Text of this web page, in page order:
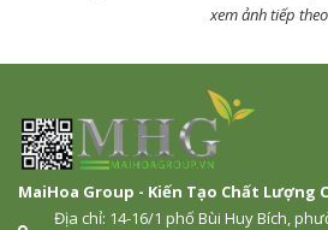
xem ảnh tiếp theo
MaiHoa Group - Kiến Tạo Chất Lượng
Địa chỉ: 14-16/1 phố Bùi Huy Bích,